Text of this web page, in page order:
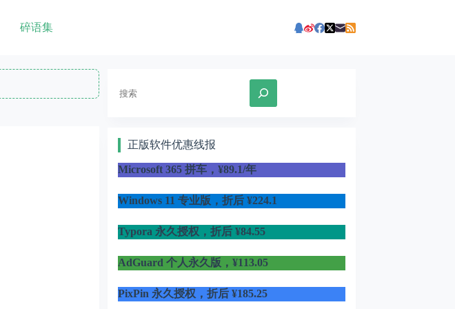
碎语集
索
正版软件优惠线报
Microsoft 365 拼车，¥89.1/年
Windows 11 专业版，折后 ¥224.1
Typora 永久授权，折后 ¥84.55
AdGuard 个人永久版，¥113.05
PixPin 永久授权，折后 ¥185.25